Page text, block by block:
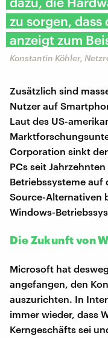
zu sorgen,
anzeigt zum
Konstantin Köhler,
Zusätzlich sind
Nutzer auf
Laut des US-
Corporation sinkt
PCs seit
Betriebssysteme auf
Source-Alternativen
Windows-
Die Zukunft von
Microsoft hat
angefangen, den
auszurichten. In
immer wieder, dass
Kerngeschäfts sei